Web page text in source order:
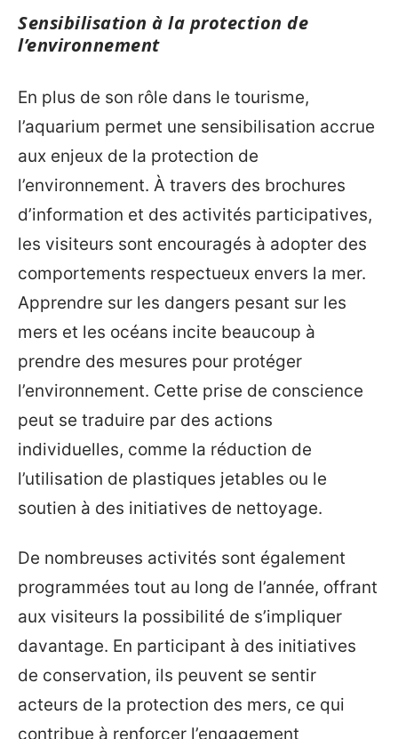
Sensibilisation à la protection de
l’environnement
En plus de son rôle dans le tourisme,
l’aquarium permet une sensibilisation accrue
aux enjeux de la protection de
l’environnement. À travers des brochures
d’information et des activités participatives,
les visiteurs sont encouragés à adopter des
comportements respectueux envers la mer.
Apprendre sur les dangers pesant sur les
mers et les océans incite beaucoup à
prendre des mesures pour protéger
l’environnement. Cette prise de conscience
peut se traduire par des actions
individuelles, comme la réduction de
l’utilisation de plastiques jetables ou le
soutien à des initiatives de nettoyage.
De nombreuses activités sont également
programmées tout au long de l’année, offrant
aux visiteurs la possibilité de s’impliquer
davantage. En participant à des initiatives
de conservation, ils peuvent se sentir
acteurs de la protection des mers, ce qui
contribue à renforcer l’engagement